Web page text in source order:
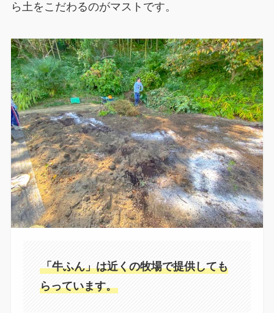
ら土をこだわるのがマストです。
「牛ふん」は近くの牧場で提供しても
らっています。